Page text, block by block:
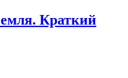
Краткий